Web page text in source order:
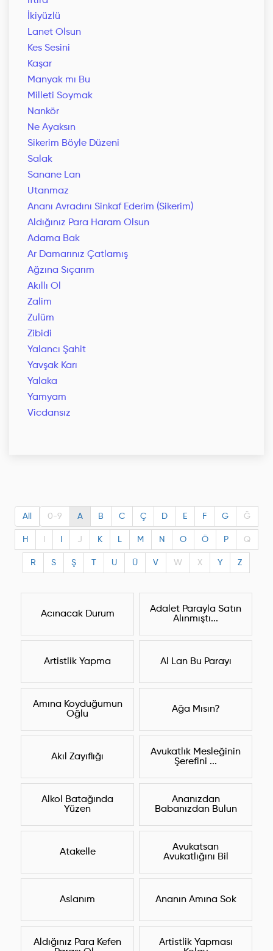
İkiyüzlü
Lanet Olsun
Kes Sesini
Kaşar
Manyak mı Bu
Milleti Soymak
Nankör
Ne Ayaksın
Sikerim Böyle Düzeni
Salak
Sanane Lan
Utanmaz
Ananı Avradını Sinkaf Ederim (Sikerim)
Aldığınız Para Haram Olsun
Adama Bak
Ar Damarınız Çatlamış
Ağzına Sıçarım
Akıllı Ol
Zalim
Zulüm
Zibidi
Yalancı Şahit
Yavşak Karı
Yalaka
Yamyam
Vicdansız
All 0-9 A B C Ç D E F G Ğ
H J K L M N O Ö P Q
R S Ş U Ü V W X Y Z
Acınacak Durum
Adalet Parayla Satın
Alınmıştı...
Artistlik Yapma Al Lan Bu Parayı
Amına Koyduğumun
Oğlu
Ağa Mısın?
Akıl Zayıflığı
Avukatlık Mesleğinin
Şerefini ...
Alkol Batağında
Yüzen
Ananızdan
Babanızdan Bulun
Atakelle
Avukatsan
Avukatlığını Bil
Aslanım Ananın Amına Sok
Aldığınız Para Kefen
Artistlik Yapması